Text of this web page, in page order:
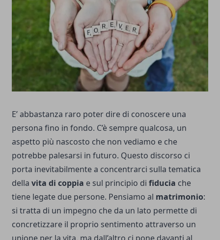
E’ abbastanza raro poter dire di conoscere una
persona fino in fondo. C’è sempre qualcosa, un
aspetto più nascosto che non vediamo e che
potrebbe palesarsi in futuro. Questo discorso ci
porta inevitabilmente a concentrarci sulla tematica
della vita di coppia e sul principio di fiducia che
tiene legate due persone. Pensiamo al matrimonio:
si tratta di un impegno che da un lato permette di
concretizzare il proprio sentimento attraverso un